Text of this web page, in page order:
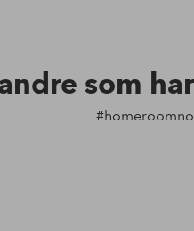
som
#homeroomno